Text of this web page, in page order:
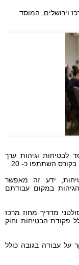
וירושלים, המוסד
שבמוסד לבטיחות וגיהות ערך
השתתפו כ- 20.
, ידע זה מאפשר
במקום עבודתם
מדריך מחוז מרכז
פקודת הבטיחות וחוק
על עבודה בגובה כולל